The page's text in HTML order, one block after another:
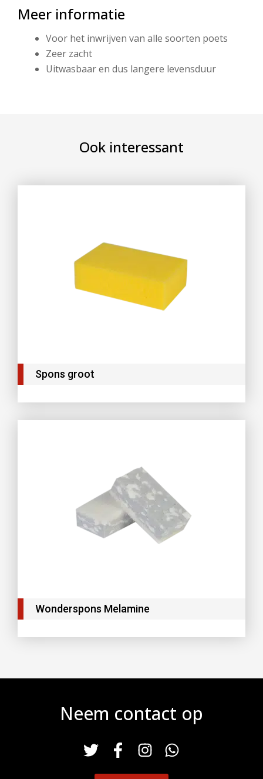
Meer informatie
Voor het inwrijven van alle soorten poets
Zeer zacht
Uitwasbaar en dus langere levensduur
Ook interessant
Spons groot
Wonderspons Melamine
Neem contact op
T F
a
I W